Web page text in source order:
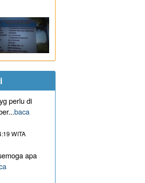
perlu di
baca
WITA
apa